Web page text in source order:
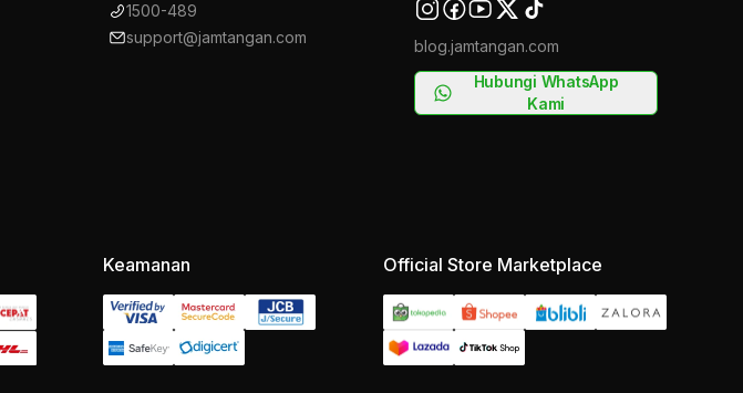
1500-489
support@jamtangan.com
blog.jamtangan.com
Hubungi WhatsApp
Kami
Keamanan Official Store Marketplace